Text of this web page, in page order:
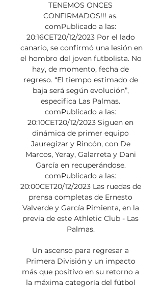
TENEMOS ONCES
CONFIRMADOS!!! as.
comPublicado a las:
20:16CET20/12/2023 Por el lado
canario, se confirmó una lesión en
el hombro del joven futbolista. No
hay, de momento, fecha de
regreso. “El tiempo estimado de
baja será según evolución”,
especifica Las Palmas.
comPublicado a las:
20:10CET20/12/2023 Siguen en
dinámica de primer equipo
Jauregizar y Rincón, con De
Marcos, Yeray, Galarreta y Dani
García en recuperándose.
comPublicado a las:
20:00CET20/12/2023 Las ruedas de
prensa completas de Ernesto
Valverde y García Pimienta, en la
previa de este Athletic Club - Las
Palmas.
Un ascenso para regresar a
Primera División y un impacto
más que positivo en su retorno a
la máxima categoría del fútbol